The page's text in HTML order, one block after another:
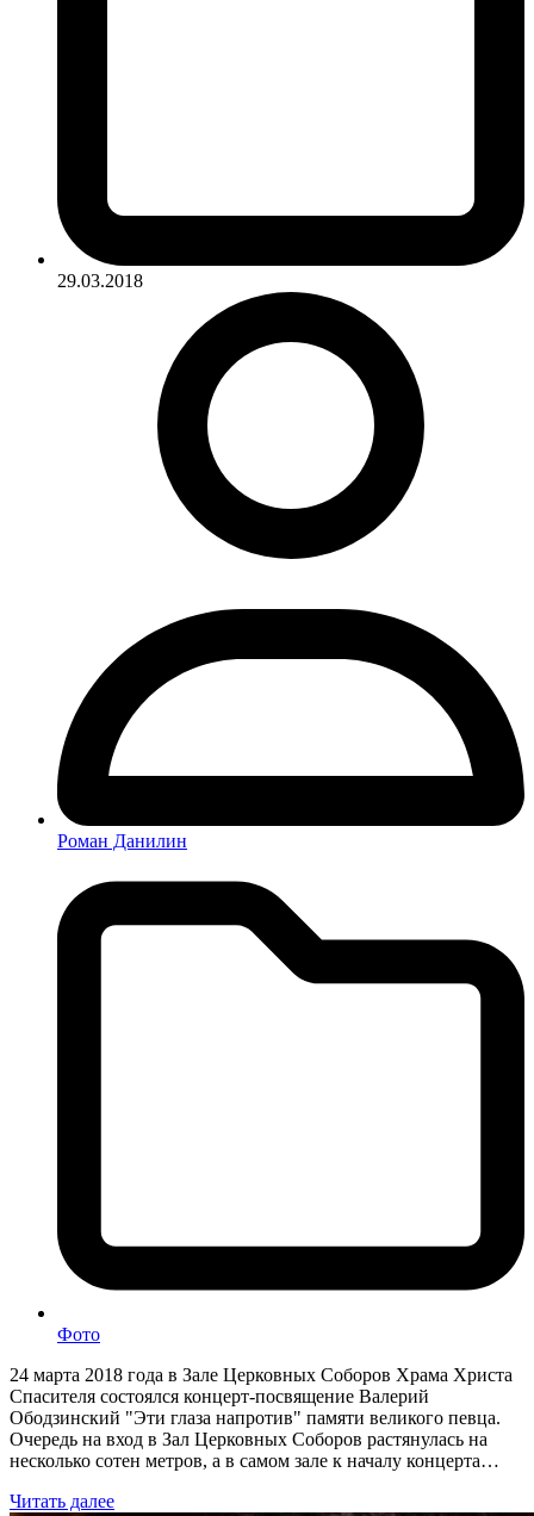
29.03.2018
Роман Данилин
Фото
24 марта 2018 года в Зале Церковных Соборов Храма Христа
Спасителя состоялся концерт-посвящение Валерий
Ободзинский "Эти глаза напротив" памяти великого певца.
Очередь на вход в Зал Церковных Соборов растянулась на
несколько сотен метров, а в самом зале к началу концерта…
Читать далее